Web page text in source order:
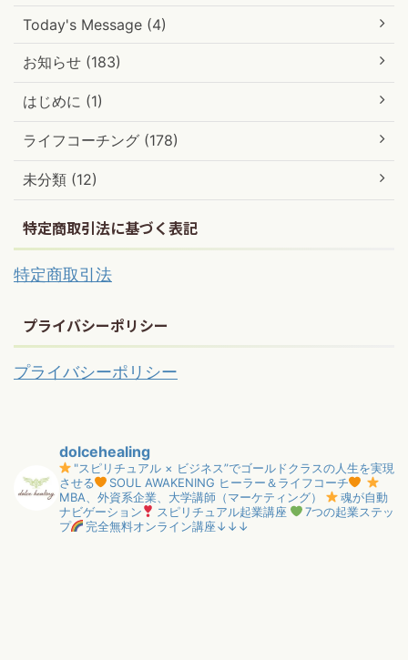
Today's Message (4)
お知らせ (183)
はじめに (1)
ライフコーチング (178)
未分類 (12)
特定商取引法に基づく表記
特定商取引法
プライバシーポリシー
プライバシーポリシー
dolcehealing
"スピリチュアル × ビジネス”でゴールドクラスの人生を実現
させる
SOUL AWAKENING ヒーラー＆ライフコーチ
MBA、外資系企業、大学講師（マーケティング）
魂が自動
ナビゲーション
スピリチュアル起業講座
7つの起業ステッ
プ
完全無料オンライン講座↓↓↓